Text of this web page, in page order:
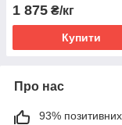
1 875 ₴/кг
Купити
Про нас
93% позитивних